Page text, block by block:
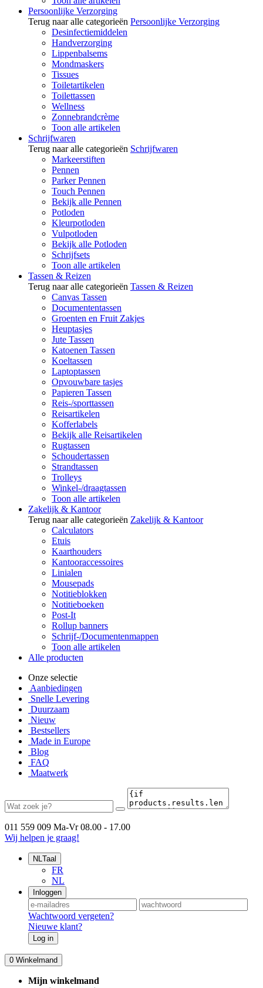
Persoonlijke Verzorging
Terug naar alle categorieën Persoonlijke Verzorging
Desinfectiemiddelen
Handverzorging
Lippenbalsems
Mondmaskers
Tissues
Toiletartikelen
Toilettassen
Wellness
Zonnebrandcrème
Toon alle artikelen
Schrijfwaren
Terug naar alle categorieën Schrijfwaren
Markeerstiften
Pennen
Parker Pennen
Touch Pennen
Bekijk alle Pennen
Potloden
Kleurpotloden
Vulpotloden
Bekijk alle Potloden
Schrijfsets
Toon alle artikelen
Tassen & Reizen
Terug naar alle categorieën Tassen & Reizen
Canvas Tassen
Documententassen
Groenten en Fruit Zakjes
Heuptasjes
Jute Tassen
Katoenen Tassen
Koeltassen
Laptoptassen
Opvouwbare tasjes
Papieren Tassen
Reis-/sporttassen
Reisartikelen
Kofferlabels
Bekijk alle Reisartikelen
Rugtassen
Schoudertassen
Strandtassen
Trolleys
Winkel-/draagtassen
Toon alle artikelen
Zakelijk & Kantoor
Terug naar alle categorieën Zakelijk & Kantoor
Calculators
Etuis
Kaarthouders
Kantooraccessoires
Linialen
Mousepads
Notitieblokken
Notitieboeken
Post-It
Rollup banners
Schrijf-/Documentenmappen
Toon alle artikelen
Alle producten
Onze selectie
Aanbiedingen
Snelle Levering
Duurzaam
Nieuw
Bestsellers
Made in Europe
Blog
FAQ
Maatwerk
011 559 009 Ma-Vr 08.00 - 17.00
Wij helpen je graag!
NLTaal
FR
NL
Inloggen
Wachtwoord vergeten?
Nieuwe klant?
Log in
0 Winkelmand
Mijn winkelmand